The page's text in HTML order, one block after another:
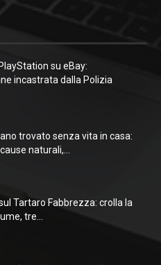
su eBay:
incastrata dalla Polizia
trovato senza vita in casa:
naturali,...
Tartaro Fabbrezza: crolla la
tre...